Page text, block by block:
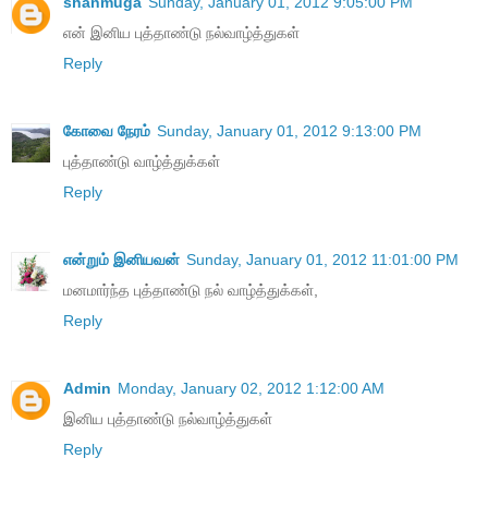
என் இனிய புத்தாண்டு நல்வாழ்த்துகள்
Reply
கோவை நேரம் Sunday, January 01, 2012 9:13:00 PM
புத்தாண்டு வாழ்த்துக்கள்
Reply
என்றும் இனியவன் Sunday, January 01, 2012 11:01:00 PM
மனமார்ந்த புத்தாண்டு நல் வாழ்த்துக்கள்,
Reply
Admin Monday, January 02, 2012 1:12:00 AM
இனிய புத்தாண்டு நல்வாழ்த்துகள்
Reply